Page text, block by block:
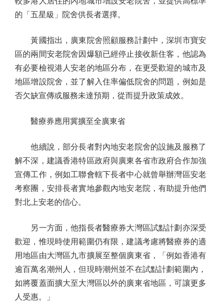
的「五星級」院舍供長者選擇。
黃國指出，廣東院舍照顧服務計劃中，深圳市寶安
區的兩間安老院舍因爆額已經停止接收新住客，他認為
有必要檢視港人安老的地區分布，在更受歡迎的城市及
地區增設院舍，並了解入住率偏低院舍的問題，例如是
否欠缺宣傳或服務未達預期，從而提升政策成效。
醫療券應用冀擴至全廣東省
他續說，部分長者對內地安老院舍的設施及服務了
解不深，建議香港特區政府與廣東各省市政府合作加強
宣傳工作，例如工聯會轄下長者中心就曾舉辦灣區安老
考察團，安排長者實地參觀內地安老院，有助提升他們
對北上安老的信心。
另一方面，他指長者醫療券大灣區試點計劃亦深受
歡迎，惟現時使用範圍仍有限，建議考慮將醫療券的適
用地區由大灣區九市擴展至整個廣東省，「例如香港有
逾百萬名潮州人，但現時潮州並不在試點計劃範圍內，
如將覆蓋面擴大至大灣區以外的廣東省地區，可讓更多
人受惠。」